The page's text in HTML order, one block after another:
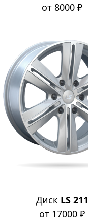
от 8000 ₽
Диск LS 211
от 17000 ₽